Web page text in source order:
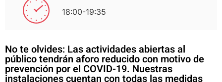
18:00-19:35
No te olvides: Las actividades abiertas al
público tendrán aforo reducido con motivo de
prevención por el COVID-19. Nuestras
instalaciones cuentan con todas las medidas